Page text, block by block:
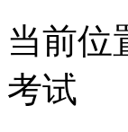
当前位
考试